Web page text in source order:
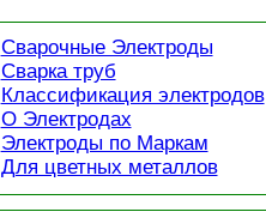
Сварочные Электроды
Сварка труб
Классификация электродов
О Электродах
Электроды по Маркам
Для цветных металлов